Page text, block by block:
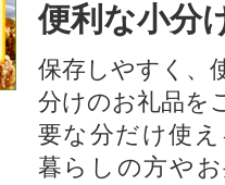
便利な小分
保存しやすく、
分けのお礼品を
要な分だけ使
暮らしの方や